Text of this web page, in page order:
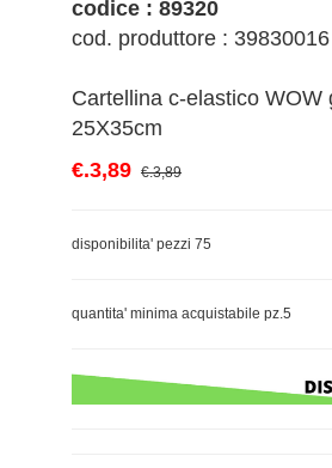
codice : 89320
cod. produttore : 39830016
Cartellina c-elastico WOW
25X35cm
€.3,89 €.3,89
disponibilita' pezzi 75
quantita' minima acquistabile pz.5